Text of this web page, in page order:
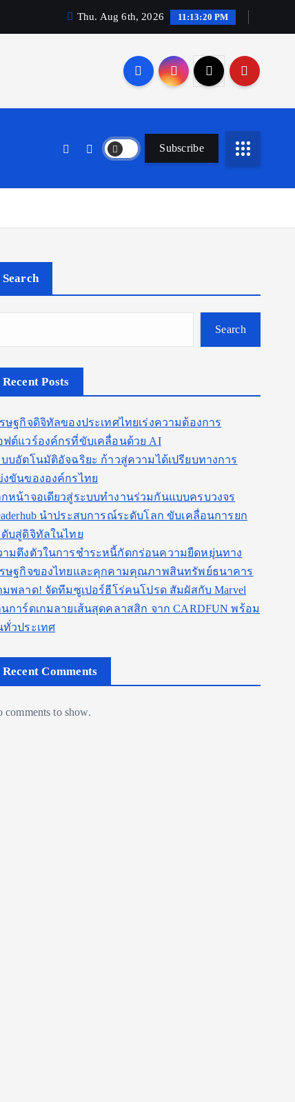
Thu. Aug 6th, 2026 11:13:21 PM
Subscribe
Search
Search
Recent Posts
รษฐกิจดิจิทัลของประเทศไทยเร่งความต้องการ
ฟต์แวร์องค์กรที่ขับเคลื่อนด้วย AI
บบอัตโนมัติอัจฉริยะ ก้าวสู่ความได้เปรียบทางการ
งขันขององค์กรไทย
กหน้าจอเดียวสู่ระบบทำงานร่วมกันแบบครบวงจร
นำประสบการณ์ระดับโลก ขับเคลื่อนการยก
ดับสู่ดิจิทัลในไทย
ามตึงตัวในการชำระหนี้กัดกร่อนความยืดหยุ่นทาง
รษฐกิจของไทยและคุกคามคุณภาพสินทรัพย์ธนาคาร
มพลาด! จัดทีมซูเปอร์ฮีโร่คนโปรด สัมผัสกับ Marvel
นการ์ดเกมลายเส้นสุดคลาสสิก จาก CARDFUN พร้อม
ทั่วประเทศ
Recent Comments
comments to show.